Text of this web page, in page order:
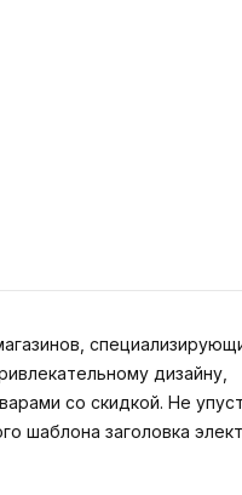
дизайну,
со скидкой. Не
шаблона заголовка